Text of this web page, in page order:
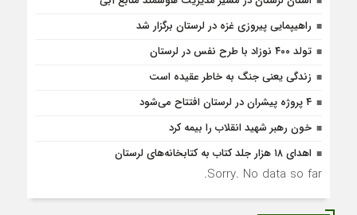
راهیپمایی پیروزی غزه در لرستان برگزار شد
تولد ۴۰۰ نوزاد با طرح نفس در لرستان
زندگی یعنی جنگ به‌ خاطر عقیده است
۴ پروژه پیشران در لرستان افتتاح می‌شود
خون رهبر شهید انقلاب را بیمه کرد
اهدای ۱۸ هزار جلد کتاب به کتابخانه‌های لرستان
Sorry. No data so far.